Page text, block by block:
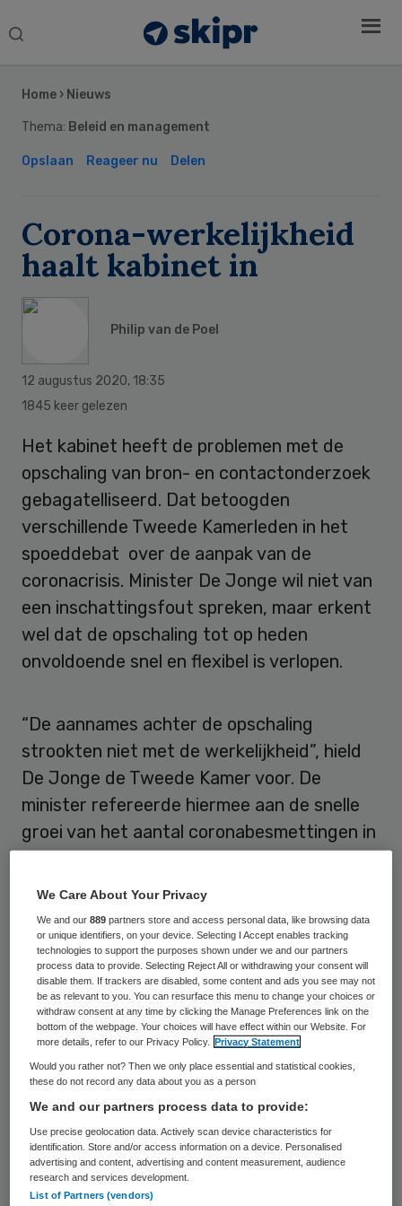
Search
Home › Nieuws
Thema: Beleid en management
Opslaan Reageer nu Delen
Corona-werkelijkheid
haalt kabinet in
Philip van de Poel
12 augustus 2020, 18:35
1845 keer gelezen
Het kabinet heeft de problemen met de
opschaling van bron- en contactonderzoek
gebagatelliseerd. Dat betoogden
verschillende Tweede Kamerleden in het
spoeddebat over de aanpak van de
coronacrisis. Minister De Jonge wil niet van
een inschattingsfout spreken, maar erkent
wel dat de opschaling tot op heden
onvoldoende snel en flexibel is verlopen.
“De aannames achter de opschaling
strookten niet met de werkelijkheid”, hield
De Jonge de Tweede Kamer voor. De
minister refereerde hiermee aan de snelle
groei van het aantal coronabesmettingen in
betrokken GGD’en moesten eind vorige
week erkennen dit aantal niet te kunnen
bijbenen en om die reden over te stappen
op risico-gestuurd bron en
contactonderzoek. Hieruit vloeit voort dat
de GGD’en een deel van de contacten niet
langer zelf nalopen, maar aan burgers
overlaten.
Zelfde aantallen
De Kamer toonde zich uiterst kritisch over
Sidebar
We Care About Your Privacy
We and our889 partners store and access personal data, like browsing data
or unique identifiers, on your device. Selecting I Accept enables tracking
technologies to support the purposes shown under we and our partners
process data to provide. Selecting Reject All or withdrawing your consent will
disable them. If trackers are disabled, some content and ads you see may not
be as relevant to you. You can resurface this menu to change your choices or
withdraw consent at any time by clicking the Manage Preferences link on the
bottom of the webpage. Your choices will have effect within our Website. For
more details, refer to our Privacy Policy.
Privacy Statement
Would you rather not? Then we only place essential and statistical cookies,
these do not record any data about you as a person
We and our partners process data to provide:
Use precise geolocation data. Actively scan device characteristics for
identification. Store and/or access information on a device. Personalised
advertising and content, advertising and content measurement, audience
research and services development.
List of Partners (vendors)